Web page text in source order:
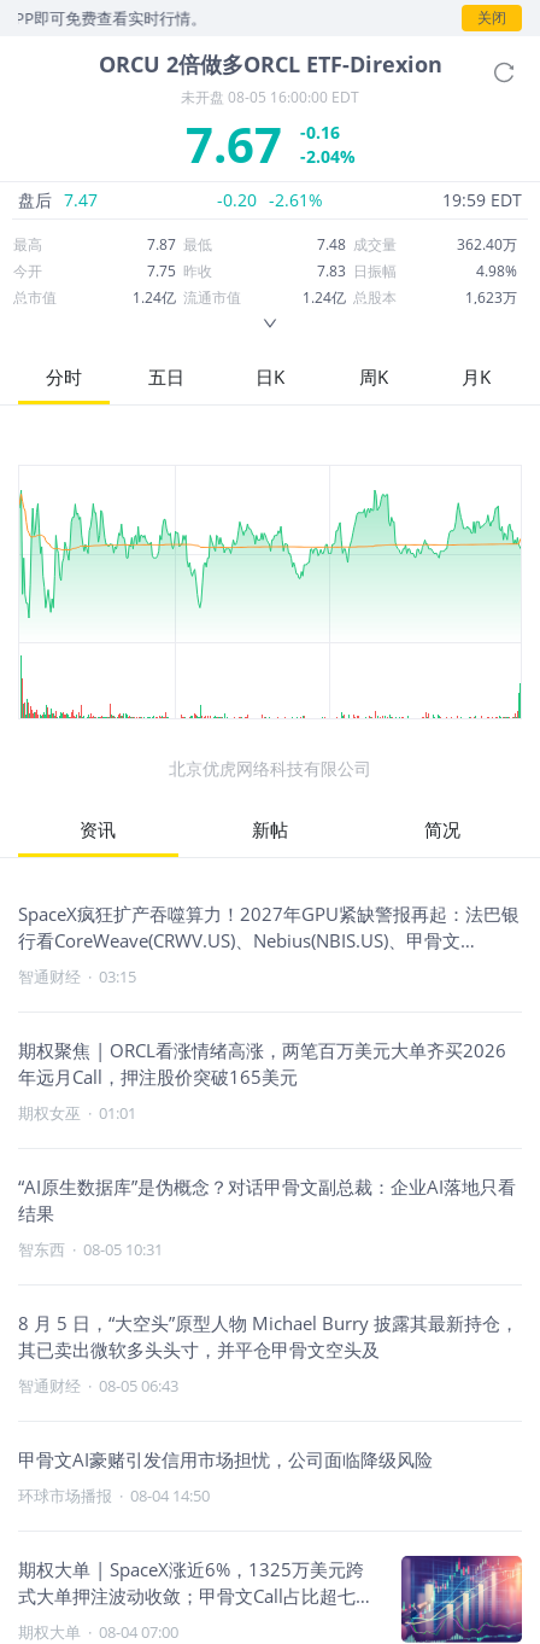
免费查看实时行情。 关闭
ORCU 2倍做多ORCL ETF-Direxion
未开盘 08-05 16:00:00 EDT
7.67
-0.16
-2.04%
盘后 7.47 -0.20 -2.61% 19:59 EDT
最高 7.87 最低 7.48 成交量
362.40万
今开
7.75 昨收 7.83 日振幅
4.98%
总市值
1.24亿 流通市值 1.24亿 总股本
1,623万
52周最高
27.62 市盈率
股息
分时 五日 日K 周K 月K
北京优虎网络科技有限公司
资讯 新帖 简况
SpaceX疯狂扩产吞噬算力！2027年GPU紧缺警报再起：法巴银
行看CoreWeave(CRWV.US)、Nebius(NBIS.US)、甲骨文
(ORCL.US)成最大潜在赢家
智通财经 · 03:15
期权聚焦 | ORCL看涨情绪高涨，两笔百万美元大单齐买2026
年远月Call，押注股价突破165美元
期权女巫 · 01:01
“AI原生数据库”是伪概念？对话甲骨文副总裁：企业AI落地只看
结果
智东西 · 08-05 10:31
8 月 5 日，“大空头”原型人物 Michael Burry 披露其最新持仓，
其已卖出微软多头头寸，并平仓甲骨文空头及
智通财经 · 08-05 06:43
甲骨文AI豪赌引发信用市场担忧，公司面临降级风险
环球市场播报 · 08-04 14:50
期权大单 | SpaceX涨近6%，1325万美元跨
式大单押注波动收敛；甲骨文Call占比超七
成，CoreWeave暴涨近20%却遭高位Call压制
期权大单 · 08-04 07:00